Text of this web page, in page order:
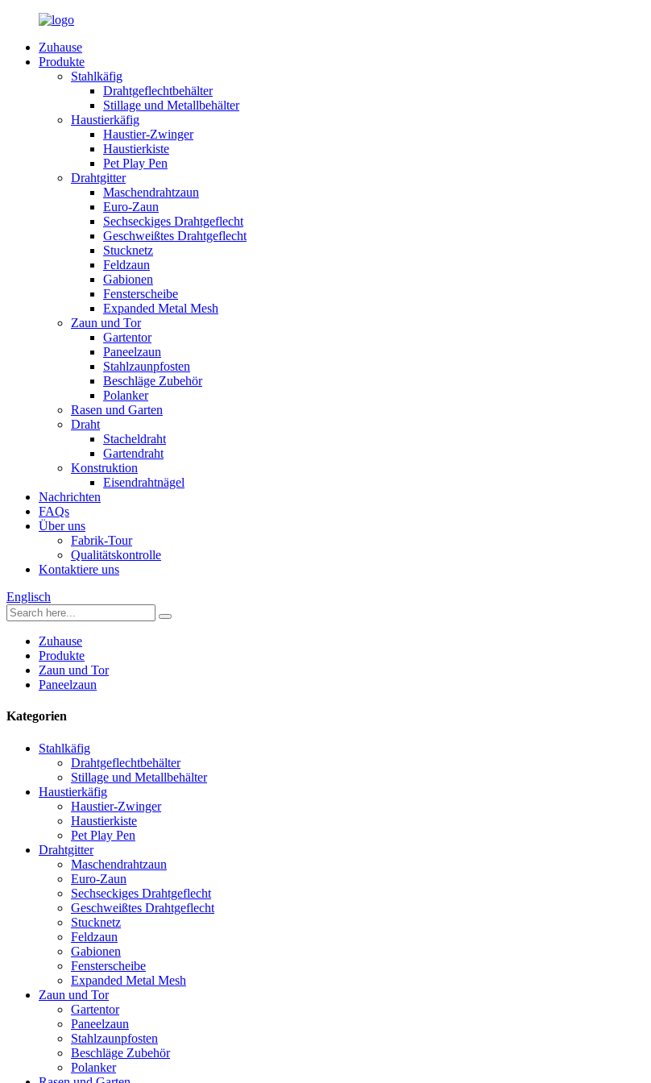
Zuhause
Produkte
Stahlkäfig
Drahtgeflechtbehälter
Stillage und Metallbehälter
Haustierkäfig
Haustier-Zwinger
Haustierkiste
Pet Play Pen
Drahtgitter
Maschendrahtzaun
Euro-Zaun
Sechseckiges Drahtgeflecht
Geschweißtes Drahtgeflecht
Stucknetz
Feldzaun
Gabionen
Fensterscheibe
Expanded Metal Mesh
Zaun und Tor
Gartentor
Paneelzaun
Stahlzaunpfosten
Beschläge Zubehör
Polanker
Rasen und Garten
Draht
Stacheldraht
Gartendraht
Konstruktion
Eisendrahtnägel
Nachrichten
FAQs
Über uns
Fabrik-Tour
Qualitätskontrolle
Kontaktiere uns
Englisch
Zuhause
Produkte
Zaun und Tor
Paneelzaun
Kategorien
Stahlkäfig
Drahtgeflechtbehälter
Stillage und Metallbehälter
Haustierkäfig
Haustier-Zwinger
Haustierkiste
Pet Play Pen
Drahtgitter
Maschendrahtzaun
Euro-Zaun
Sechseckiges Drahtgeflecht
Geschweißtes Drahtgeflecht
Stucknetz
Feldzaun
Gabionen
Fensterscheibe
Expanded Metal Mesh
Zaun und Tor
Gartentor
Paneelzaun
Stahlzaunpfosten
Beschläge Zubehör
Polanker